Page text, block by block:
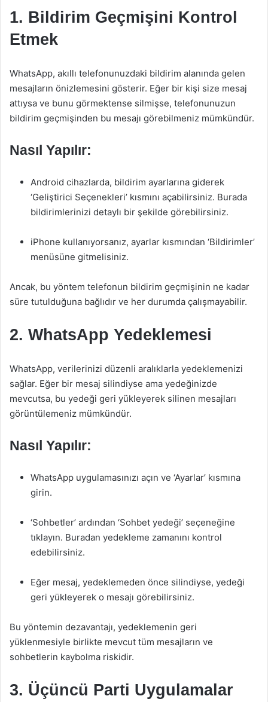
1. Bildirim Geçmişini Kontrol
Etmek
WhatsApp, akıllı telefonunuzdaki bildirim alanında gelen
mesajların önizlemesini gösterir. Eğer bir kişi size mesaj
attıysa ve bunu görmektense silmişse, telefonunuzun
bildirim geçmişinden bu mesajı görebilmeniz mümkündür.
Nasıl Yapılır:
Android cihazlarda, bildirim ayarlarına giderek
‘Geliştirici Seçenekleri’ kısmını açabilirsiniz. Burada
bildirimlerinizi detaylı bir şekilde görebilirsiniz.
iPhone kullanıyorsanız, ayarlar kısmından ‘Bildirimler’
menüsüne gitmelisiniz.
Ancak, bu yöntem telefonun bildirim geçmişinin ne kadar
süre tutulduğuna bağlıdır ve her durumda çalışmayabilir.
2. WhatsApp Yedeklemesi
WhatsApp, verilerinizi düzenli aralıklarla yedeklemenizi
sağlar. Eğer bir mesaj silindiyse ama yedeğinizde
mevcutsa, bu yedeği geri yükleyerek silinen mesajları
görüntülemeniz mümkündür.
Nasıl Yapılır:
WhatsApp uygulamasınızı açın ve ‘Ayarlar’ kısmına
girin.
‘Sohbetler’ ardından ‘Sohbet yedeği’ seçeneğine
tıklayın. Buradan yedekleme zamanını kontrol
edebilirsiniz.
Eğer mesaj, yedeklemeden önce silindiyse, yedeği
geri yükleyerek o mesajı görebilirsiniz.
Bu yöntemin dezavantajı, yedeklemenin geri
yüklenmesiyle birlikte mevcut tüm mesajların ve
sohbetlerin kaybolma riskidir.
3. Üçüncü Parti Uygulamalar